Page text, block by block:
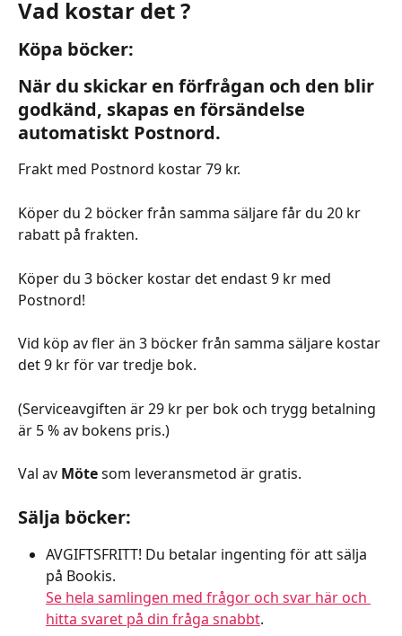
Vad kostar det ?
Köpa böcker:
När du skickar en förfrågan och den blir
godkänd, skapas en försändelse
automatiskt Postnord.
Frakt med Postnord kostar 79 kr.
Köper du 2 böcker från samma säljare får du 20 kr
rabatt på frakten.
Köper du 3 böcker kostar det endast 9 kr med
Postnord!
Vid köp av fler än 3 böcker från samma säljare kostar
det 9 kr för var tredje bok.
(Serviceavgiften är 29 kr per bok och trygg betalning
är 5 % av bokens pris.)
Val av Möte som leveransmetod är gratis.
Sälja böcker:
AVGIFTSFRITT! Du betalar ingenting för att sälja
på Bookis.
Se hela samlingen med frågor och svar här och
hitta svaret på din fråga snabbt.